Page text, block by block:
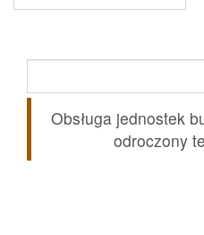
Obsługa jednostek
odroczony